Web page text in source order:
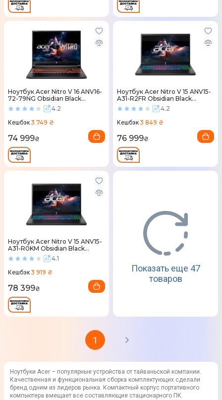
Ноутбук Acer Nitro V 16 ANV16-
72-79NG Obsidian Black
(NH.QUSEU.00E)
4.2
Кешбэк3 749 ₴
74 999₴
Ноутбук Acer Nitro V 15 ANV15-
A31-R2FR Obsidian Black
(NH.U3QEU.00D)
4.2
Кешбэк3 849 ₴
76 999₴
Ноутбук Acer Nitro V 15 ANV15-
A31-R0KM Obsidian Black
(NH.U3REU.00D)
4.1
Кешбэк3 919 ₴
78 399₴
Показать еще 47
товаров
1
Ноутбуки Acer – популярные устройства от тайваньской компании.
Качественная и функциональная сборка комплектующих сделали
бренд одним из лидеров рынка. Компактный корпус портативного
компьютера вмещает все составляющие стационарного ПК.